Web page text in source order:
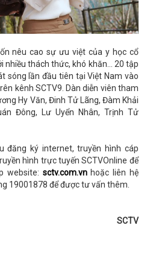
nêu cao sự ưu việt của y học cổ
nhiều thách thức, khó khăn... 20 tập
sóng lần đầu tiên tại Việt Nam vào
kênh SCTV9. Dàn diễn viên tham
Hy Văn, Đinh Tử Lãng, Đàm Khải
Đông, Lư Uyển Nhân, Trịnh Tử
đăng ký internet, truyền hình cáp
hình trực tuyến SCTVOnline để
website: sctv.com.vnhoặc liên hệ
19001878 để được tư vấn thêm.
SCTV